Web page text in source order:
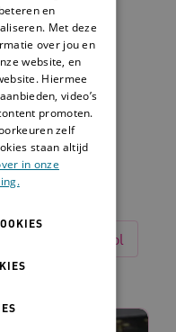
Tool
en
Met deze
over jou en
website, en
Hiermee
video’s
promoten.
zelf
staan altijd
in onze